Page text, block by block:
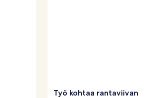
Työ kohtaa rantaviivan